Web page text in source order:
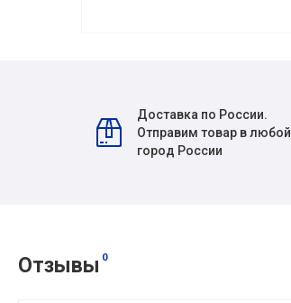
Доставка по России.
Отправим товар в любой
город России
Отзывы 0